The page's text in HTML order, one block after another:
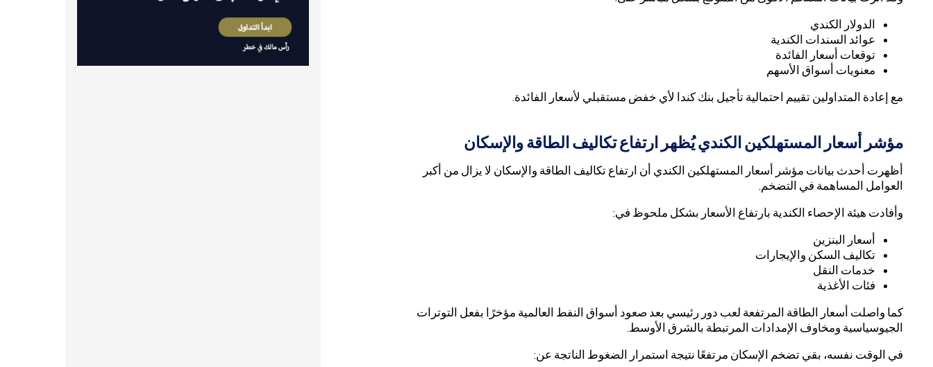
الدولار الكندي
عوائد السندات الكندية
توقعات أسعار الفائدة
معنويات أسواق الأسهم
مع إعادة المتداولين تقييم احتمالية تأجيل بنك كندا لأي خفض مستقبلي لأسعار الفائدة.
مؤشر أسعار المستهلكين الكندي يُظهر ارتفاع تكاليف الطاقة والإسكان
أظهرت أحدث بيانات مؤشر أسعار المستهلكين الكندي أن ارتفاع تكاليف الطاقة والإسكان لا يزال من أكبر
العوامل المساهمة في التضخم.
وأفادت هيئة الإحصاء الكندية بارتفاع الأسعار بشكل ملحوظ في:
أسعار البنزين
تكاليف السكن والإيجارات
خدمات النقل
فئات الأغذية
كما واصلت أسعار الطاقة المرتفعة لعب دور رئيسي بعد صعود أسواق النفط العالمية مؤخرًا بفعل التوترات
الجيوسياسية ومخاوف الإمدادات المرتبطة بالشرق الأوسط.
في الوقت نفسه، بقي تضخم الإسكان مرتفعًا نتيجة استمرار الضغوط الناتجة عن: